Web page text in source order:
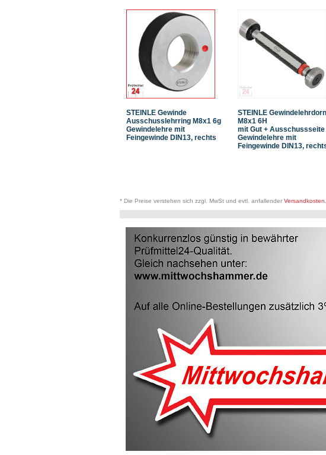
STEINLE Gewinde
Ausschusslehrring M8x1 6g
Gewindelehre mit
Feingewinde DIN13, rechts
STEINLE Gewindelehrdorn
M8x1 6H
mit Gut + Ausschussseite
Gewindelehre mit
Feingewinde DIN13,
* Die Preise verstehen sich zzgl. MwSt und evtl. anfallender Versandkosten